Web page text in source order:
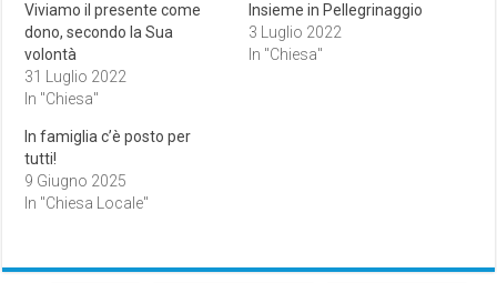
Viviamo il presente come
dono, secondo la Sua
volontà
31 Luglio 2022
In "Chiesa"
Insieme in Pellegrinaggio
3 Luglio 2022
In "Chiesa"
In famiglia c’è posto per
tutti!
9 Giugno 2025
In "Chiesa Locale"